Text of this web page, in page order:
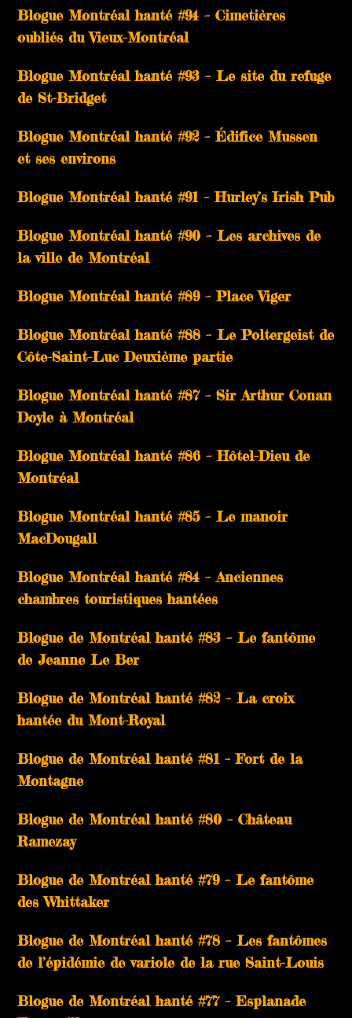
Blogue Montréal hanté #94 – Cimetières
oubliés du Vieux-Montréal
Blogue Montréal hanté #93 – Le site du refuge
de St-Bridget
Blogue Montréal hanté #92 – Édifice Mussen
et ses environs
Blogue Montréal hanté #91 – Hurley’s Irish Pub
Blogue Montréal hanté #90 – Les archives de
la ville de Montréal
Blogue Montréal hanté #89 – Place Viger
Blogue Montréal hanté #88 – Le Poltergeist de
Côte-Saint-Luc Deuxième partie
Blogue Montréal hanté #87 – Sir Arthur Conan
Doyle à Montréal
Blogue Montréal hanté #86 – Hôtel-Dieu de
Montréal
Blogue Montréal hanté #85 – Le manoir
MacDougall
Blogue Montréal hanté #84 – Anciennes
chambres touristiques hantées
Blogue de Montréal hanté #83 – Le fantôme
de Jeanne Le Ber
Blogue de Montréal hanté #82 – La croix
hantée du Mont-Royal
Blogue de Montréal hanté #81 – Fort de la
Montagne
Blogue de Montréal hanté #80 – Château
Ramezay
Blogue de Montréal hanté #79 – Le fantôme
des Whittaker
Blogue de Montréal hanté #78 – Les fantômes
de l’épidémie de variole de la rue Saint-Louis
Blogue de Montréal hanté #77 – Esplanade